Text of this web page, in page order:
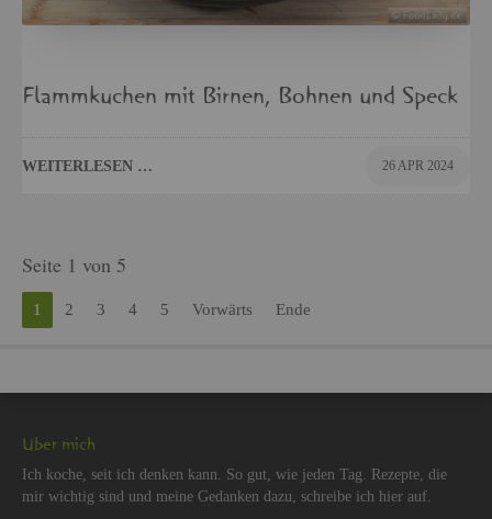
Flamm­ku­chen mit Bir­nen, Boh­nen und Speck
WEI­TER­LE­SEN … 26 APR 2024
Seite 1 von 5
1 2 3 4 5 Vor­wärts Ende
Über mich
Ich koche, seit ich den­ken kann. So gut, wie jeden Tag. Re­zep­te, die
mir wich­tig sind und meine Ge­dan­ken dazu, schrei­be ich hier auf.